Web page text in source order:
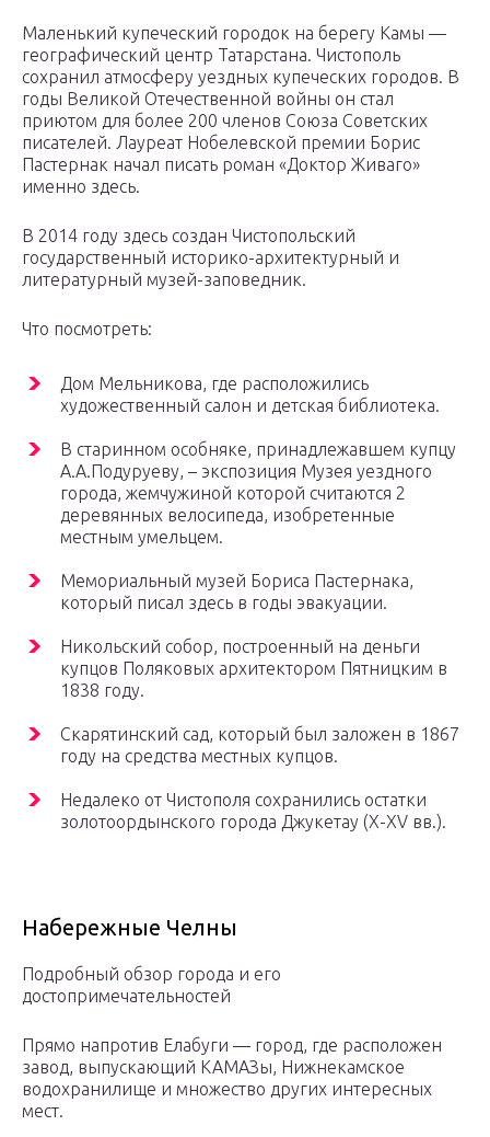
Маленький купеческий городок на берегу Камы —
географический центр Татарстана. Чистополь
сохранил атмосферу уездных купеческих городов. В
годы Великой Отечественной войны он стал
приютом для более 200 членов Союза Советских
писателей. Лауреат Нобелевской премии Борис
Пастернак начал писать роман «Доктор Живаго»
именно здесь.
В 2014 году здесь создан Чистопольский
государственный историко-архитектурный и
литературный музей-заповедник.
Что посмотреть:
Дом Мельникова, где расположились
художественный салон и детская библиотека.
В старинном особняке, принадлежавшем купцу
А.А.Подуруеву, – экспозиция Музея уездного
города, жемчужиной которой считаются 2
деревянных велосипеда, изобретенные
местным умельцем.
Мемориальный музей Бориса Пастернака,
который писал здесь в годы эвакуации.
Никольский собор, построенный на деньги
купцов Поляковых архитектором Пятницким в
1838 году.
Скарятинский сад, который был заложен в 1867
году на средства местных купцов.
Недалеко от Чистополя сохранились остатки
золотоордынского города Джукетау (X-XV вв.).
Набережные Челны
Подробный обзор города и его
достопримечательностей
Прямо напротив Елабуги — город, где расположен
завод, выпускающий КАМАЗы, Нижнекамское
водохранилище и множество других интересных
мест.